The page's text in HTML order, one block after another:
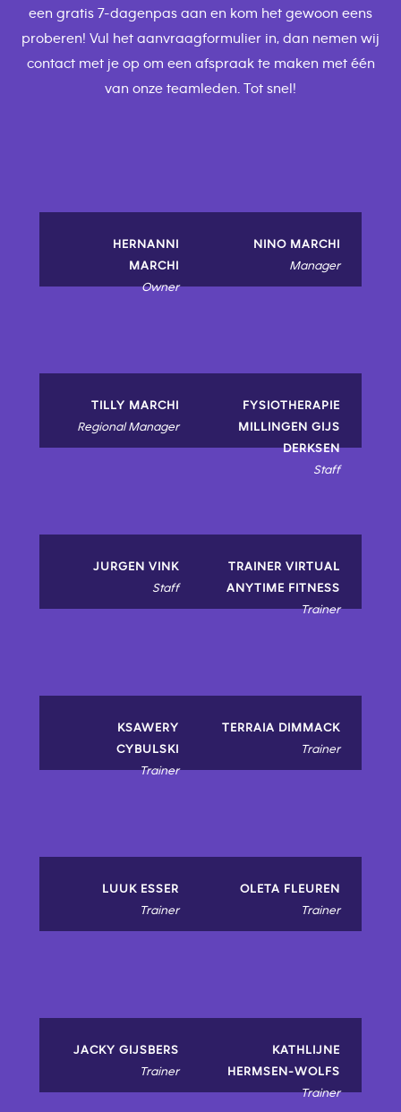
een gratis 7-dagenpas aan en kom het gewoon eens
proberen! Vul het aanvraagformulier in, dan nemen wij
contact met je op om een afspraak te maken met één
van onze teamleden. Tot snel!
HERNANNI
MARCHI
Owner
NINO MARCHI
Manager
TILLY MARCHI
Regional Manager
FYSIOTHERAPIE
MILLINGEN GIJS
DERKSEN
Staff
JURGEN VINK
Staff
TRAINER VIRTUAL
ANYTIME FITNESS
Trainer
KSAWERY
CYBULSKI
Trainer
TERRAIA DIMMACK
Trainer
LUUK ESSER
Trainer
OLETA FLEUREN
Trainer
JACKY GIJSBERS
Trainer
KATHLIJNE
HERMSEN-WOLFS
Trainer